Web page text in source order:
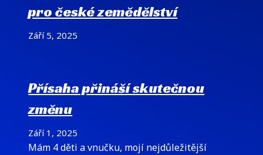
pro české zemědělství
Září 5, 2025
Přísaha přináší skutečnou
změnu
Září 1, 2025
Mám 4 děti a vnučku, mojí nejdůležitější